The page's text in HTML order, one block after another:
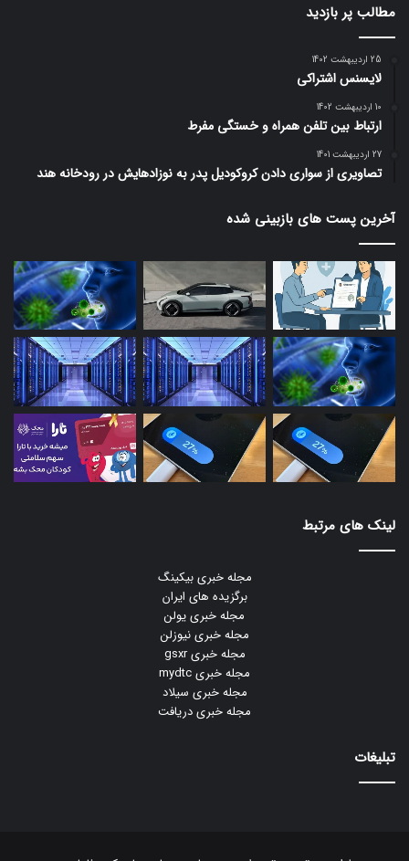
مطالب پر بازدید
25 اردیبهشت 1402
لایسنس اشتراکی
10 اردیبهشت 1402
ارتباط بین تلفن همراه و خستگی مفرط
27 اردیبهشت 1401
تصاویری از سواری دادن کروکودیل پدر به نوزادهایش در رودخانه هند
آخرین پست های بازبینی شده
لینک های مرتبط
مجله خبری بیکینگ
برگزیده های ایران
مجله خبری یولن
مجله خبری نیوزلن
مجله خبری gsxr
مجله خبری mydtc
مجله خبری سیلاد
مجله خبری دریافت
تبلیغات